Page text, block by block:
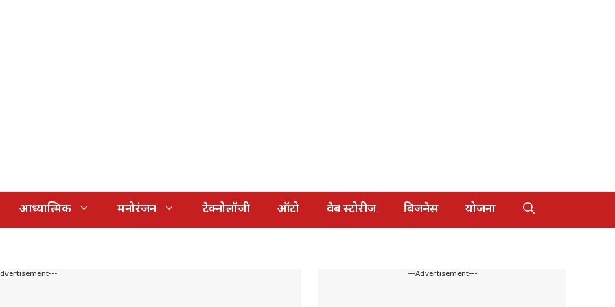
आध्यात्मिक मनोरंजन टेक्नोलॉजी ऑटो वेब स्टोरीज बिजनेस योजना
---Advertisement---